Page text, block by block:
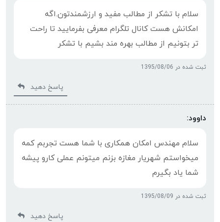
سلام با تشکر از مطالب مفید و ارزشمندتون.اگه
امکانش هست کانال تلگرام معرفی بفرمایید تا راحت
تر بتونیم از مطالب بهره مند بشیم با تشکر
ثبت شده در 1395/08/06
پاسخ دهید
داوود:
سلام مهندس امکان همکاری با شما هست تجربم کمه
میخواستم شهریار مغازه بزنم میتونم عملی کارو پیشه
شما یاد بگیرم
ثبت شده در 1395/08/09
پاسخ دهید